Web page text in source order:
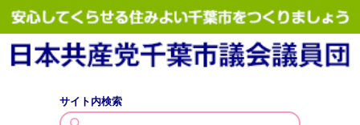
サイト内検索